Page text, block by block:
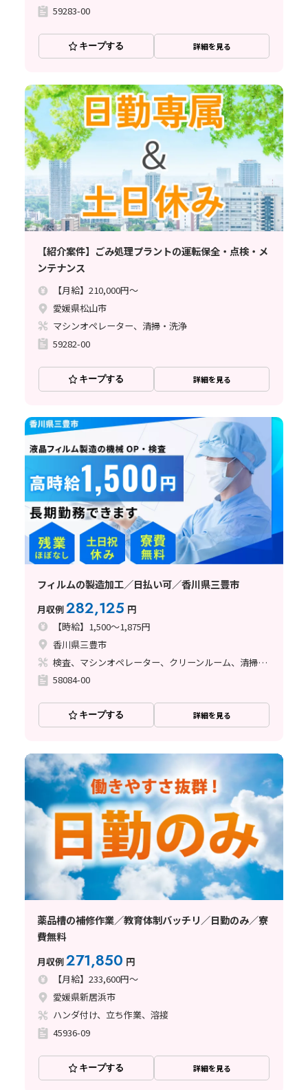
59283-00
キープする 詳細を見る
【紹介案件】ごみ処理プラントの運転保全・点検・メ
ンテナンス
【月給】210,000円～
愛媛県松山市
マシンオペレーター、清掃・洗浄
59282-00
キープする 詳細を見る
フィルムの製造加工／日払い可／香川県三豊市
月収例282,125 円
【時給】1,500～1,875円
香川県三豊市
検査、マシンオペレーター、クリーンルーム、清掃・洗浄、フォークリフト、立ち作業
58084-00
キープする 詳細を見る
薬品槽の補修作業／教育体制バッチリ／日勤のみ／寮
費無料
月収例271,850 円
【月給】233,600円～
愛媛県新居浜市
ハンダ付け、立ち作業、溶接
45936-09
キープする 詳細を見る